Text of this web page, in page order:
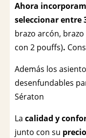
Ahora
seleccionar entre
brazo arcón,
con 2 pouffs).
Además los
desenfundables
Sératon
Lacalidad y
junto con su precio